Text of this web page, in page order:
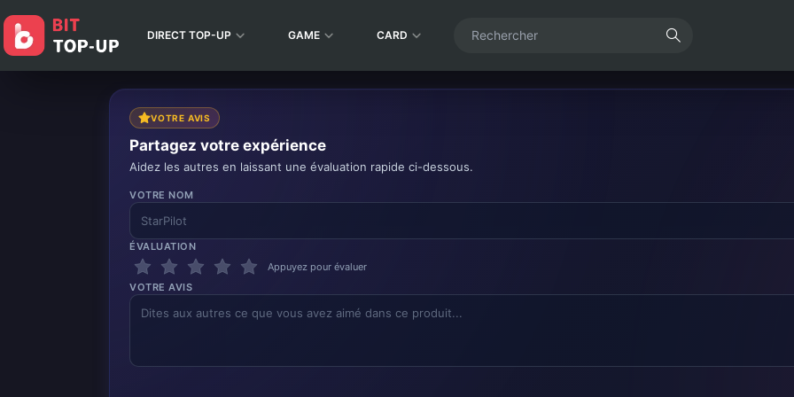
DIRECT TOP-UP GAME CARD
VOTRE AVIS
Partagez votre expérience
Aidez les autres en laissant une évaluation rapide ci-dessous.
VOTRE NOM
ÉVALUATION
Appuyez pour évaluer
VOTRE AVIS